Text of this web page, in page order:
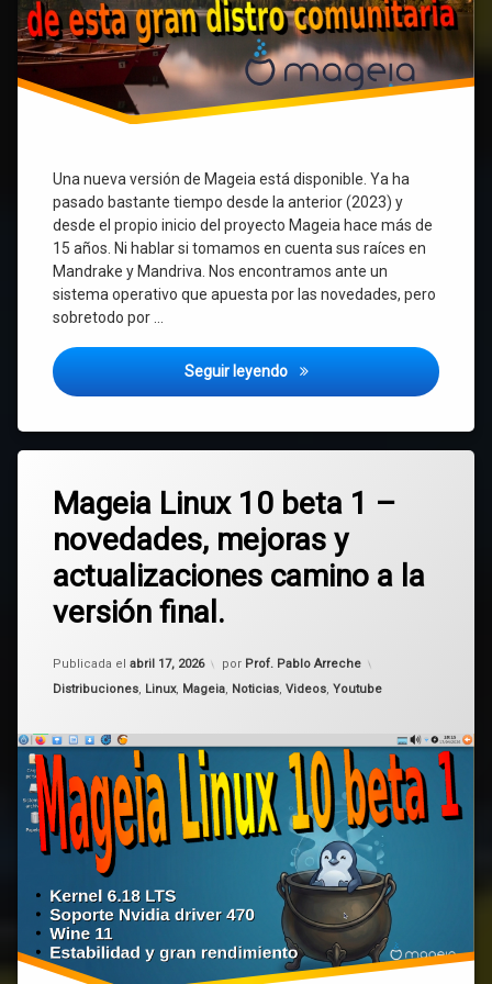
Una nueva versión de Mageia está disponible. Ya ha
pasado bastante tiempo desde la anterior (2023) y
desde el propio inicio del proyecto Mageia hace más de
15 años. Ni hablar si tomamos en cuenta sus raíces en
Mandrake y Mandriva. Nos encontramos ante un
sistema operativo que apuesta por las novedades, pero
sobretodo por …
Seguir leyendo Mageia 10 ha sido lanzada:
Mageia Linux 10 beta 1 –
novedades, mejoras y
actualizaciones camino a la
versión final.
Publicada el abril 17, 2026
Actualizado el
por Prof. Pablo Arreche
Categorías:
Distribuciones Linux, Mageia Noticias Videos Youtube
mageia
10
Linux
un
comentario
en
Mageia
Linux
10
beta
novedades,
mejoras
camino
a
la
versión
final.